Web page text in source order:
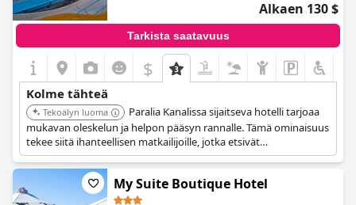
Alkaen 130 $
Tarkista saatavuus
$
Kolme tähteä
Tekoälyn luoma
Paralia Kanalissa sijaitseva hotelli tarjoaa
mukavan oleskelun ja helpon pääsyn rannalle. Tämä ominaisuus
tekee siitä ihanteellisen matkailijoille, jotka etsivät
rentoutumista ja merenrannan nautintoa.
My Suite Boutique Hotel